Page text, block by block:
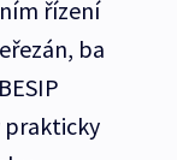
řízení
ba
prakticky